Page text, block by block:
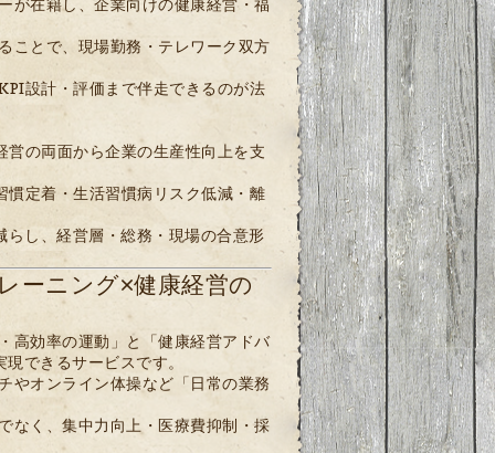
ことで、現場勤務・テレワーク双方
設計・評価まで伴走できるのが法
の両面から企業の生産性向上を支
定着・生活習慣病リスク低減・離
し、経営層・総務・現場の合意形
ーニング×健康経営の
高効率の運動」と「健康経営アドバ
できるサービスです。
やオンライン体操など「日常の業務
なく、集中力向上・医療費抑制・採